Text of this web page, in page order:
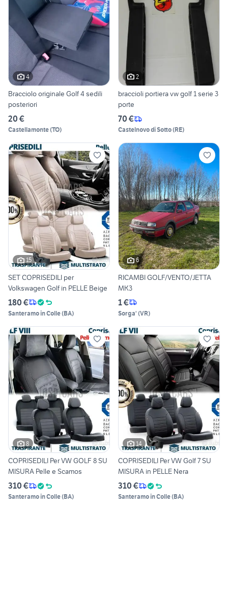
4
Bracciolo originale Golf 4 sedili
posteriori
20 €
Castellamonte(TO)
2
braccioli portiera vw golf 1 serie 3
porte
70 €
Castelnovo di Sotto(RE)
15
SET COPRISEDILI per
Volkswagen Golf in PELLE Beige
180 €
Santeramo in Colle(BA)
6
RICAMBI GOLF/VENTO/JETTA
MK3
1 €
Sorga' (VR)
8
COPRISEDILI Per VW GOLF 8 SU
MISURA Pelle e Scamos
310 €
Santeramo in Colle(BA)
14
COPRISEDILI Per VW Golf 7 SU
MISURA in PELLE Nera
310 €
Santeramo in Colle(BA)